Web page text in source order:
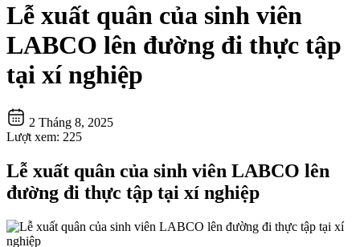
Lễ xuất quân của sinh viên
LABCO lên đường đi thực tập
tại xí nghiệp
2 Tháng 8, 2025
Lượt xem: 225
Lễ xuất quân của sinh viên LABCO lên
đường đi thực tập tại xí nghiệp